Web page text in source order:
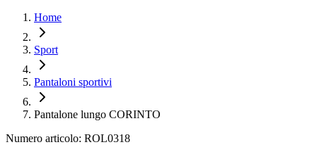
Home
Sport
Pantaloni sportivi
Pantalone lungo CORINTO
Numero articolo: ROL0318